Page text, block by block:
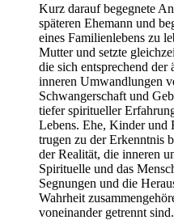
Kurz darauf begegnete
späteren Ehemann und
eines Familienlebens zu
Mutter und setzte
die sich entsprechend der
inneren Umwandlungen
Schwangerschaft und
tiefer spiritueller
Lebens. Ehe, Kinder und
trugen zu der Erkenntnis
der Realität, die inneren
Spirituelle und das
Segnungen und die
Wahrheit
voneinander getrennt sind.